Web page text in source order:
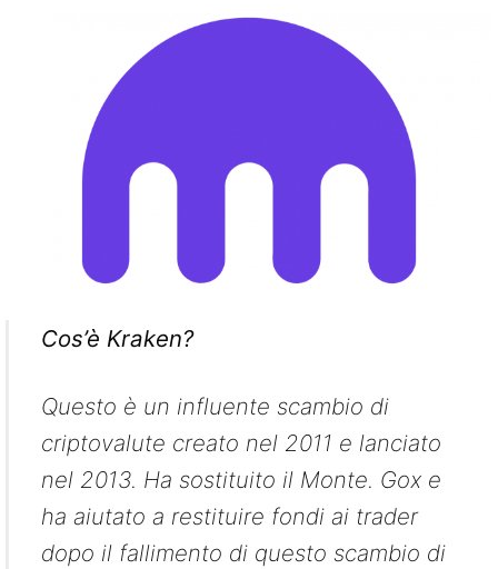
Cos’è Kraken?
Questo è un influente scambio di
criptovalute creato nel 2011 e lanciato
nel 2013. Ha sostituito il Monte. Gox e
ha aiutato a restituire fondi ai trader
dopo il fallimento di questo scambio di